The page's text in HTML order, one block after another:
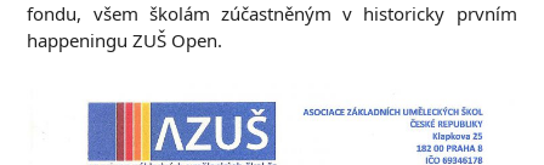
fondu, všem školám zúčastněným v historicky prvním
happeningu ZUŠ Open.